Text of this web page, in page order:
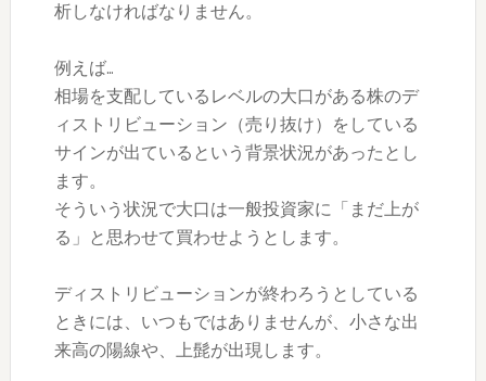
析しなければなりません。
例えば…
相場を支配しているレベルの大口がある株のデ
ィストリビューション（売り抜け）をしている
サインが出ているという背景状況があったとし
ます。
そういう状況で大口は一般投資家に「まだ上が
る」と思わせて買わせようとします。
ディストリビューションが終わろうとしている
ときには、いつもではありませんが、小さな出
来高の陽線や、上髭が出現します。